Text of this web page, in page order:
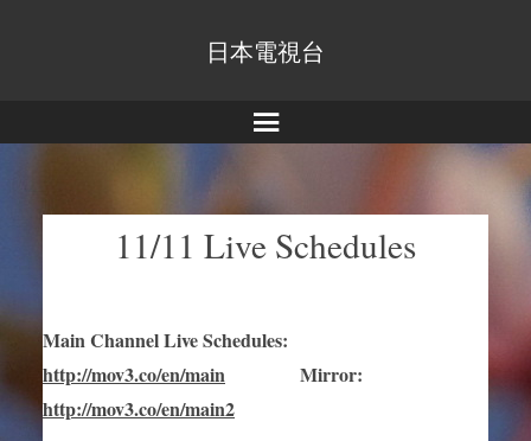
日本電視台
Menu
11/11 Live Schedules
Main Channel Live Schedules:
http://mov3.co/en/main
Mirror:
http://mov3.co/en/main2